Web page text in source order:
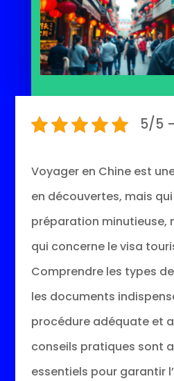
5/5
Voyager en Chine est
en découvertes, mais
préparation minutieuse,
qui concerne le visa
Comprendre les types
les documents
procédure adéquate et
conseils pratiques sont
essentiels pour garantir